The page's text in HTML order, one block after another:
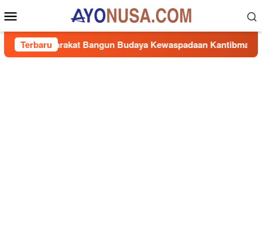
ke
kontenMobile
Terbaru
Bangun Budaya Kewaspadaan Kantibmas di